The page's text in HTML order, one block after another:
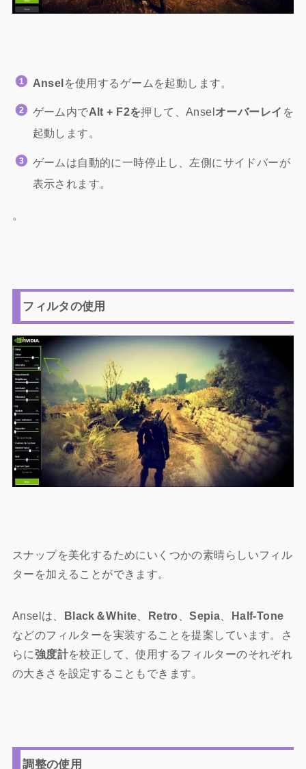
Anselを使用するゲームを起動します。
ゲーム内でAlt + F2を押して、Anselオーバーレイ を
起動します。
ゲームは自動的に一時停止し、左側にサイドバーが
表示されます。
。
フィルタの使用
スナップを美化するためにいくつかの素晴らしいフィル
ターを加えることができます。
Anselは、 Black＆White Retro 、Sepia
Half-Tone
などのフィルターを実装することを提案しています。さ
らに強度計を校正して、使用するフィルターのそれぞれ
の大きさを設定することもできます。
調整の使用